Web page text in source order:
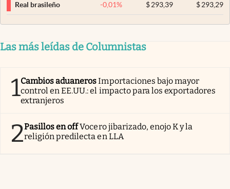
Real brasileño -0,01% $ 293,39 $293,29
Las más leídas de Columnistas
1Cambios aduanerosImportaciones bajo mayor
control en EE.UU.: el impacto para los exportadores
extranjeros
2Pasillos en offVocero jibarizado, enojo K y la
religión predilecta en LLA